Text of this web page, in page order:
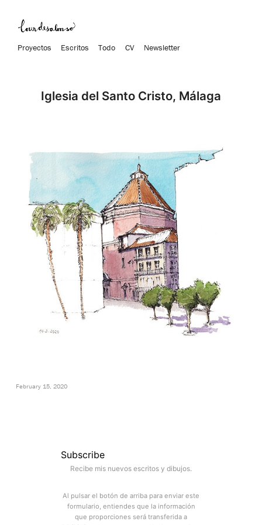
Proyectos Escritos Todo CV Newsletter
Iglesia del Santo Cristo, Málaga
February 15, 2020
Subscribe
Recibe mis nuevos escritos y dibujos.
Al pulsar el botón de arriba para enviar este
formulario, entiendes que la información
que proporciones será transferida a